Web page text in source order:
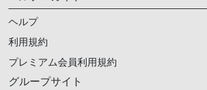
ヘルプ
利用規約
プレミアム会員利用規約
グループサイト